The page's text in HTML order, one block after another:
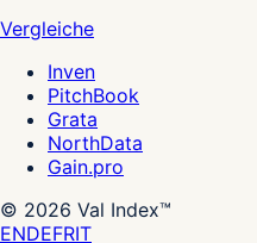
Vergleiche
Inven
PitchBook
Grata
NorthData
Gain.pro
© 2026 Val Index™
ENDEFRIT